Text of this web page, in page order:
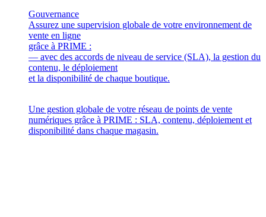
Gouvernance
Assurez une supervision globale de votre environnement de
vente en ligne
grâce à PRIME :
— avec des accords de niveau de service (SLA), la gestion du
contenu, le déploiement
et la disponibilité de chaque boutique.
Une gestion globale de votre réseau de points de vente
numériques grâce à PRIME : SLA, contenu, déploiement et
disponibilité dans chaque magasin.